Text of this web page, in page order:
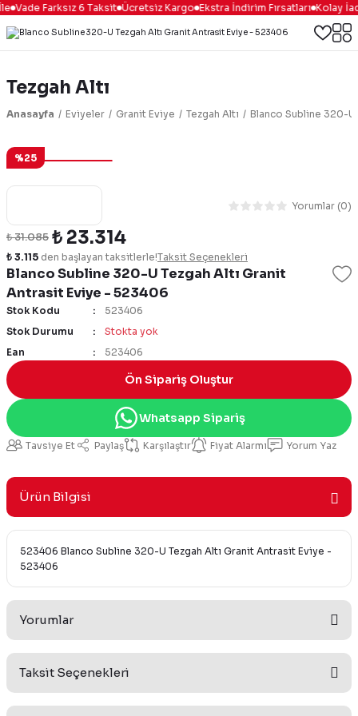
Vade Farksız 6 Taksit Ücretsiz Kargo Ekstra İndirim Fırsatları Kolay
Tezgah Altı
Anasayfa Eviyeler Granit Eviye Tezgah Altı Blanco Subline 320-
%25
Yorumlar (0)
Blanco Subline 320-U Tezgah Altı Granit
Antrasit Eviye - 523406
₺ 31.085 ₺ 23.314
₺ 3.115 den başlayan taksitlerle!Taksit Seçenekleri
Stok Kodu
523406
Stok Durumu
Stokta yok
Ean
523406
Ön Sipariş Oluştur
Whatsapp Sipariş
Tavsiye Et Paylaş Karşılaştır Fiyat Alarmı Yorum Yaz
Ürün Bilgisi
523406 Blanco Subline 320-U Tezgah Altı Granit Antrasit Eviye -
523406
Yorumlar
Taksit Seçenekleri